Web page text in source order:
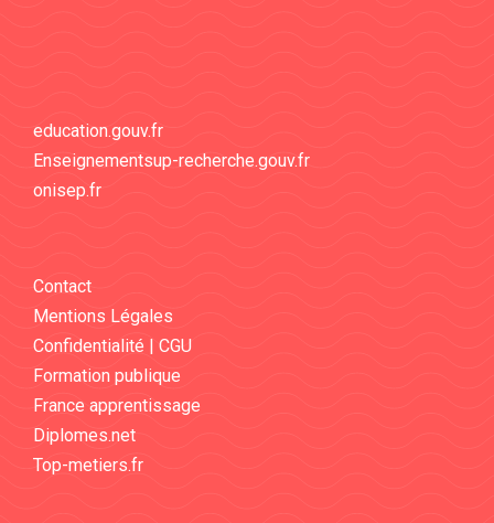
education.gouv.fr
Enseignementsup-recherche.gouv.fr
onisep.fr
Contact
Mentions Légales
Confidentialité | CGU
Formation publique
France apprentissage
Diplomes.net
Top-metiers.fr